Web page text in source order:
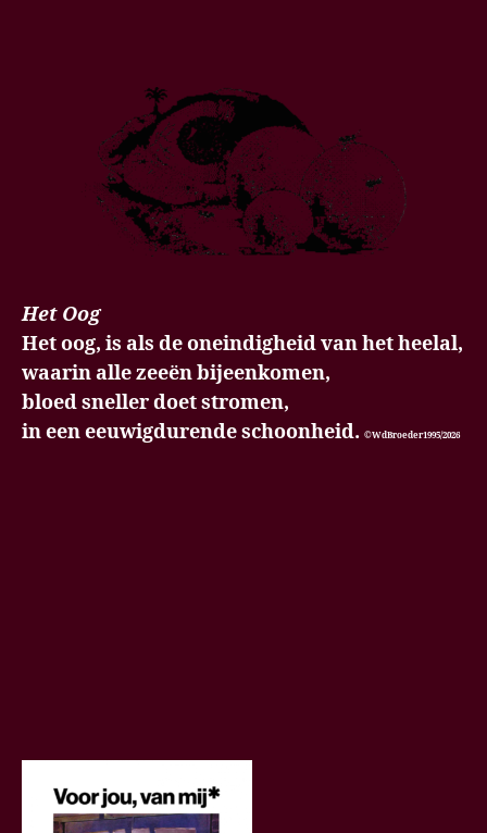
Het Oog
Het oog, is als de oneindigheid van het heelal,
waarin alle zeeën bijeenkomen,
bloed sneller doet stromen,
in een eeuwigdurende schoonheid. ©WdBroeder1995/2026